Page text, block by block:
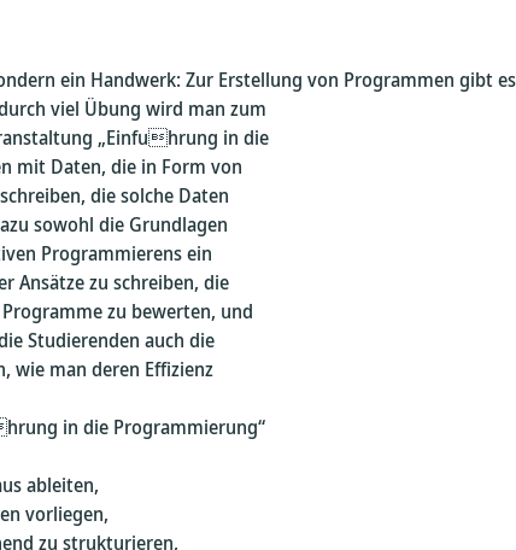
ein Handwerk: Zur Erstellung von Programmen gibt
viel Übung wird man zum
„Einfuhrung in die
mit Daten, die in Form von
die solche Daten
sowohl die Grundlagen
Programmierens ein
Ansätze zu schreiben, die
zu bewerten, und
Studierenden auch die
wie man deren Effizienz
in die Programmierung“
ableiten,
vorliegen,
zu strukturieren,